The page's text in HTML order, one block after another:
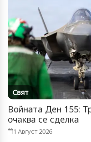
Свят
Войната Ден 155:
очаква се сделка
1 Август 2026